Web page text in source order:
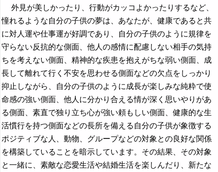
外見が美しかったり、行動がカッコよかったりするなど、
憧れるような自分の子供の夢は、あなたが、健康であると共
に対人運や仕事運が好調であり、自分の子供のように規律を
守らない反抗的な側面、他人の感情に配慮しない相手の気持
ちを考えない側面、精神的な疾患を抱えがちな弱い側面、成
長して離れて行く不安を思わせる側面などの欠点をしっかり
抑止しながら、自分の子供のように成長が楽しみな純粋で使
命感の強い側面、他人に分かり合える情が深く思いやりがあ
る側面、素直で独り立ち心が強い頼もしい側面、健康的な生
活慣行を持つ側面などの長所を備える自分の子供が象徴する
ポジティブな人、動物、グループなどの対象との良好な関係
を構築していることを暗示しています。その結果、その対象
と一緒に、素敵な恋愛生活や結婚生活を楽しんだり、新たな